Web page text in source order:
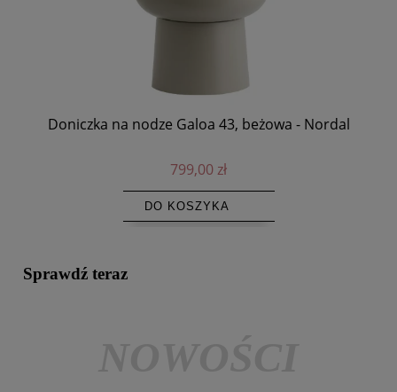
Doniczka na nodze Galoa 43, beżowa - Nordal
799,00 zł
DO KOSZYKA
Sprawdź teraz